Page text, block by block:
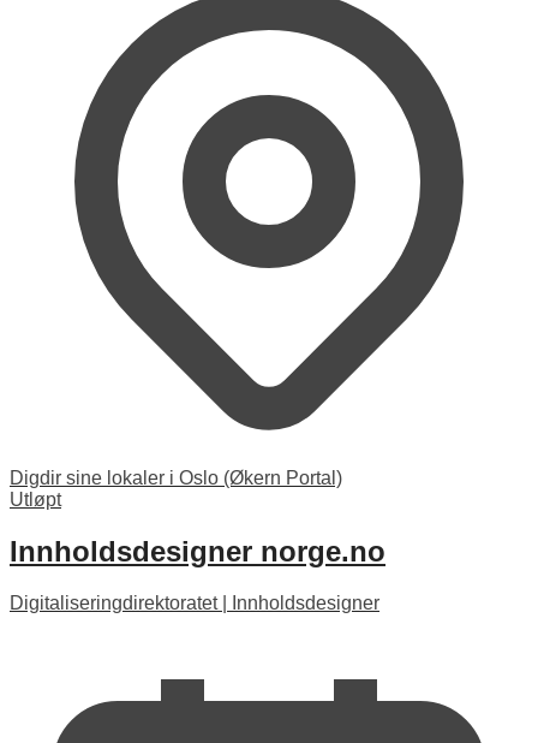
Digdir sine lokaler i Oslo (Økern Portal)
Utløpt
Innholdsdesigner norge.no
Digitaliseringdirektoratet| Innholdsdesigner